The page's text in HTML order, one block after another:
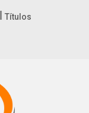
Títulos